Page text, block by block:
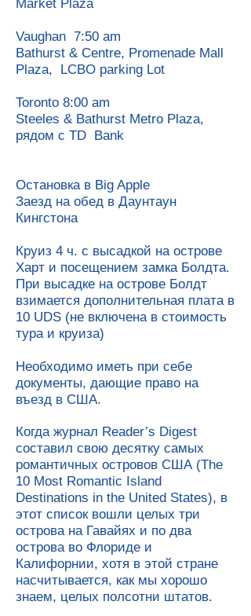
Market Plaza
Vaughan 7:50 am
Bathurst & Centre, Promenade Mall
Plaza, LCBO parking Lot
Toronto 8:00 am
Steeles & Bathurst Metro Plaza,
рядом с TD Bank
Остановка в Big Apple
Заезд на обед в Даунтаун
Кингстона
Круиз 4 ч. с высадкой на острове
Харт и посещением замка Болдта.
При высадке на острове Болдт
взимается дополнительная плата в
10 UDS (не включена в стоимость
тура и круиза)
Необходимо иметь при себе
документы, дающие право на
въезд в США.
Когда журнал Reader’s Digest
составил свою десятку самых
романтичных островов США (The
10 Most Romantic Island
Destinations in the United States), в
этот список вошли целых три
острова на Гавайях и по два
острова во Флориде и
Калифорнии, хотя в этой стране
насчитывается, как мы хорошо
знаем, целых полсотни штатов.